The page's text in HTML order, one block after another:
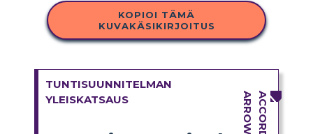
KOPIOI TÄMÄ
KUVAKÄSIKIRJOITUS
TUNTISUUNNITELMAN
YLEISKATSAUS